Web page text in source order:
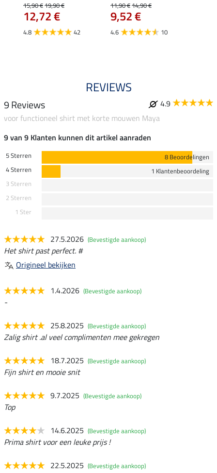
15,90 €19,90 €
12,72 €
4.8 42
11,90 €14,90 €
9,52 €
4.6 10
REVIEWS
9 Reviews
4.9
voor functioneel shirt met korte mouwen Maya
9 van 9 Klanten kunnen dit artikel aanraden
5 Sterren
8 Beoordelingen
4 Sterren
1 Klantenbeoordeling
3 Sterren
2 Sterren
1 Ster
27.5.2026 (Bevestigde aankoop)
Het shirt past perfect. #
Origineel bekijken
1.4.2026 (Bevestigde aankoop)
-
25.8.2025 (Bevestigde aankoop)
Zalig shirt .al veel complimenten mee gekregen
18.7.2025 (Bevestigde aankoop)
Fijn shirt en mooie snit
9.7.2025 (Bevestigde aankoop)
Top
14.6.2025 (Bevestigde aankoop)
Prima shirt voor een leuke prijs !
22.5.2025 (Bevestigde aankoop)